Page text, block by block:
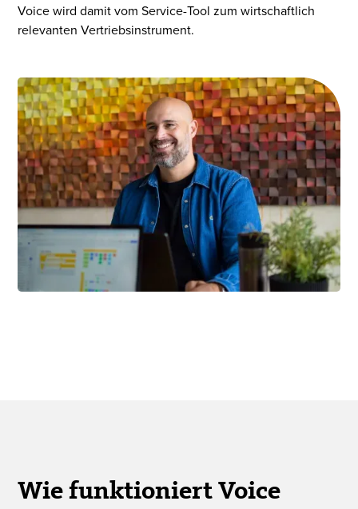
Voice wird damit vom Service-Tool zum wirtschaftlich
relevanten Vertriebsinstrument.
Wie funktioniert Voice